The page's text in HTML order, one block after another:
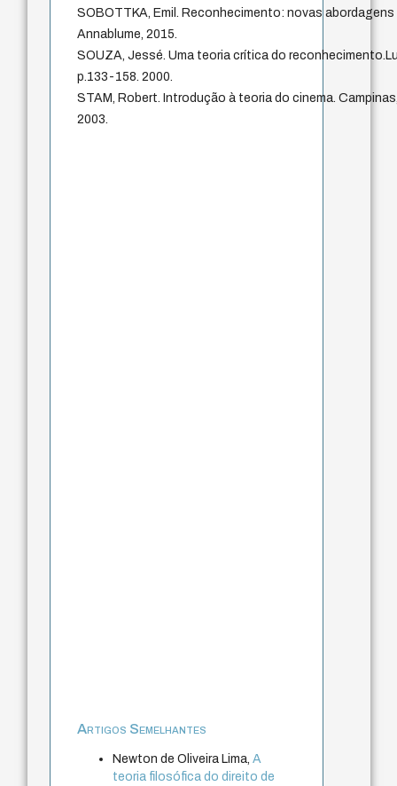
SOBOTTKA, Emil. Reconhecimento: novas
Annablume, 2015.
SOUZA, Jessé. Uma teoria crítica do
p.133-158. 2000.
STAM, Robert. Introdução à teoria do cinema.
2003.
Artigos Semelhantes
Newton de Oliveira Lima,A
teoria filosófica do direito de